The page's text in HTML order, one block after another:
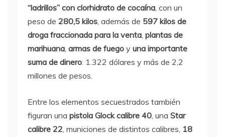
“ladrillos” con clorhidrato de cocaína, con un
peso de 280,5 kilos, además de 597 kilos de
droga fraccionada para la venta, plantas de
marihuana, armas de fuego y una importante
suma de dinero: 1.322 dólares y más de 2,2
millones de pesos.
Entre los elementos secuestrados también
figuran una pistola Glock calibre 40, una Star
calibre 22, municiones de distintos calibres, 18